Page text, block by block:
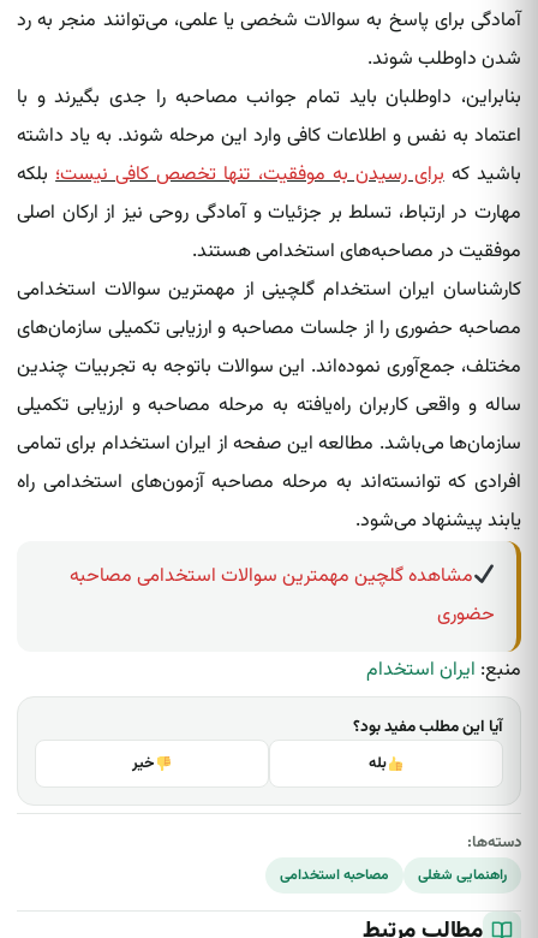
آمادگی برای پاسخ به سوالات شخصی یا علمی، می‌توانند منجر به رد
شدن داوطلب شوند.
بنابراین، داوطلبان باید تمام جوانب مصاحبه را جدی بگیرند و با
اعتماد به نفس و اطلاعات کافی وارد این مرحله شوند. به یاد داشته
باشید کهبرای رسیدن به موفقیت، تنها تخصص کافی نیست؛بلکه
مهارت در ارتباط، تسلط بر جزئیات و آمادگی روحی نیز از ارکان اصلی
موفقیت در مصاحبه‌های استخدامی هستند.
کارشناسان ایران استخدام گلچینی از مهمترین سوالات استخدامی
مصاحبه حضوری را از جلسات مصاحبه و ارزیابی تکمیلی سازمان‌های
مختلف، جمع‌آوری نموده‌اند. این سوالات باتوجه به تجربیات چندین
ساله و واقعی کاربران راه‌یافته به مرحله مصاحبه و ارزیابی تکمیلی
سازمان‌ها می‌باشد. مطالعه این صفحه از ایران استخدام برای تمامی
افرادی که توانسته‌اند به مرحله مصاحبه آزمون‌های استخدامی راه
یابند پیشنهاد می‌شود.
مشاهده گلچین مهمترین سوالات استخدامی مصاحبه
حضوری
منبع: ایران استخدام
آیا این مطلب مفید بود؟
بله خیر
دسته‌ها:
راهنمایی شغلی مصاحبه استخدامی